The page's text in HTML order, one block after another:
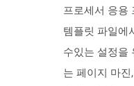
프로세서 응용
템플릿 파일에
수있는 설정을
는 페이지 마진